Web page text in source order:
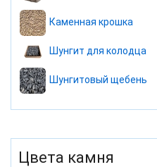
Каменная крошка
Шунгит для колодца
Шунгитовый щебень
Цвета камня